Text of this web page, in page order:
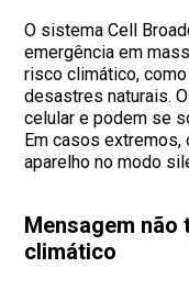
O sistema Cell
emergência em
risco climático,
desastres naturais.
celular e podem se
Em casos
aparelho no modo
Mensagem
climático